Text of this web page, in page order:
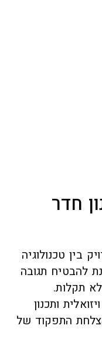
חדר
בין טכנולוגיה
להבטיח תגובה
תקלות.
ותכנון
התפקוד של